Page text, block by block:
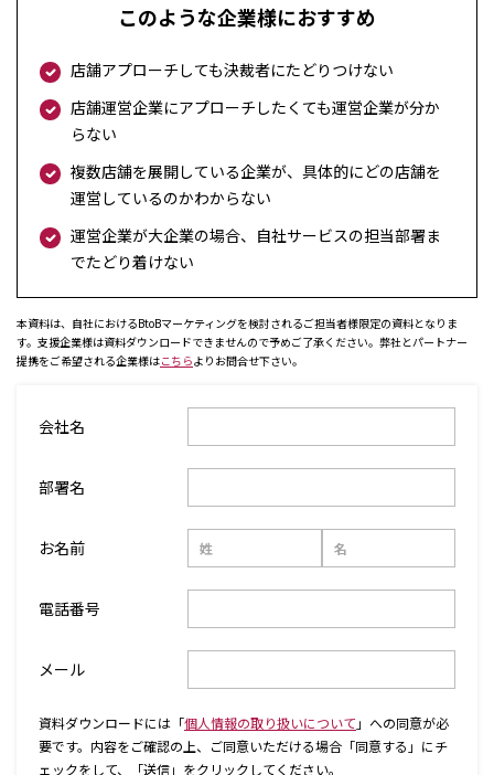
このような企業様におすすめ
店舗アプローチしても決裁者にたどりつけない
店舗運営企業にアプローチしたくても運営企業が分か
らない
複数店舗を展開している企業が、具体的にどの店舗を
運営しているのかわからない
運営企業が大企業の場合、自社サービスの担当部署ま
でたどり着けない
本資料は、自社におけるBtoBマーケティングを検討されるご担当者様限定の資料となりま
す。支援企業様は資料ダウンロードできませんので予めご了承ください。弊社とパートナー
提携をご希望される企業様はこちらよりお問合せ下さい。
会社名
部署名
お名前
電話番号
メール
資料ダウンロードには「個人情報の取り扱いについて 」への同意が必
要です。内容をご確認の上、ご同意いただける場合「同意する」にチ
ェックをして、「送信」をクリックしてください。